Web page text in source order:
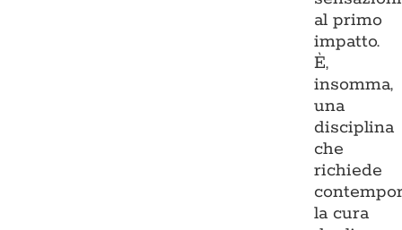
al primo
impatto.
È,
insomma,
una
disciplina
che
richiede
la cura